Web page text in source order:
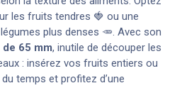
les fruits tendres 🍓 ou une
plus denses 🥕. Avec son
65 mm, inutile de découper les
: insérez vos fruits entiers ou
temps et profitez d’une